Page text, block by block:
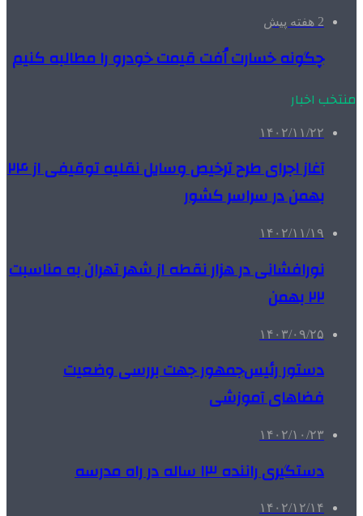
2 هفته پیش
چگونه خسارت اُفت قیمت خودرو را مطالبه کنیم
منتخب اخبار
۱۴۰۲/۱۱/۲۲
آغاز اجرای طرح ترخیص وسایل نقلیه توقیفی از ۲۴
بهمن در سراسر کشور
۱۴۰۲/۱۱/۱۹
نورافشانی در هزار نقطه از شهر تهران به مناسبت
۲۲ بهمن
۱۴۰۳/۰۹/۲۵
دستور رئیس‌جمهور جهت بررسی وضعیت
فضاهای آموزشی
۱۴۰۲/۱۰/۲۳
دستگیری راننده ۱۳ ساله در راه مدرسه
۱۴۰۲/۱۲/۱۴